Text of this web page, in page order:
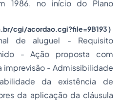
1986, no início do Plano
cgi/acordao.cgi?file=9B193)
de aluguel - Requisito
- Ação proposta com
imprevisão - Admissibilidade
da existência de
da aplicação da cláusula